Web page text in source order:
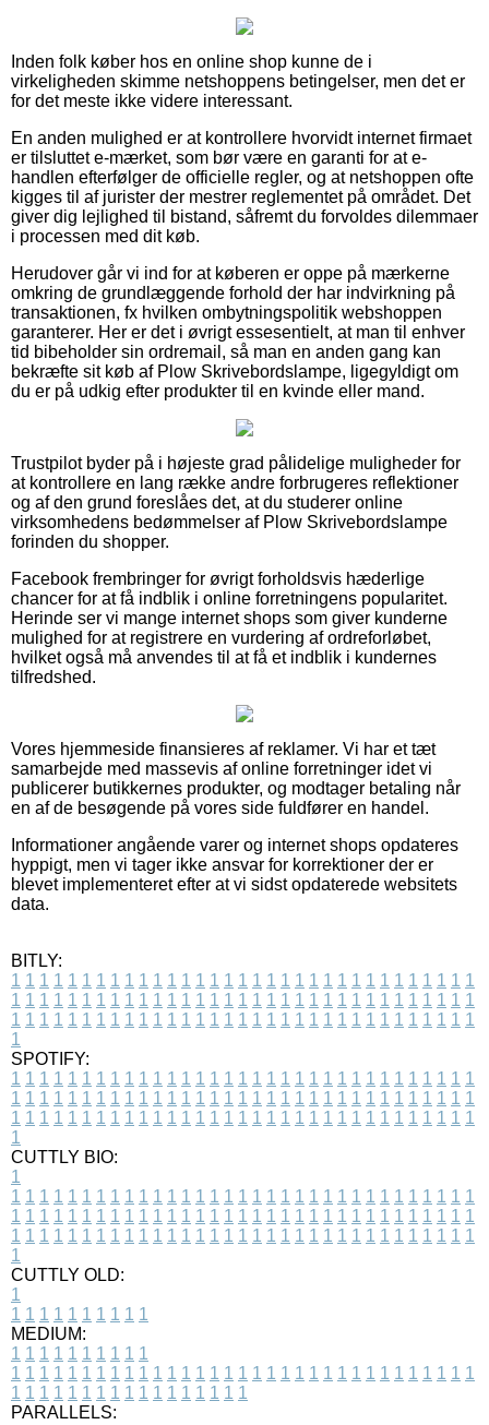
Inden folk køber hos en online shop kunne de i
virkeligheden skimme netshoppens betingelser, men det er
for det meste ikke videre interessant.
En anden mulighed er at kontrollere hvorvidt internet firmaet
er tilsluttet e-mærket, som bør være en garanti for at e-
handlen efterfølger de officielle regler, og at netshoppen ofte
kigges til af jurister der mestrer reglementet på området. Det
giver dig lejlighed til bistand, såfremt du forvoldes dilemmaer
i processen med dit køb.
Herudover går vi ind for at køberen er oppe på mærkerne
omkring de grundlæggende forhold der har indvirkning på
transaktionen, fx hvilken ombytningspolitik webshoppen
garanterer. Her er det i øvrigt essesentielt, at man til enhver
tid bibeholder sin ordremail, så man en anden gang kan
bekræfte sit køb af Plow Skrivebordslampe, ligegyldigt om
du er på udkig efter produkter til en kvinde eller mand.
Trustpilot byder på i højeste grad pålidelige muligheder for
at kontrollere en lang række andre forbrugeres reflektioner
og af den grund foreslåes det, at du studerer online
virksomhedens bedømmelser af Plow Skrivebordslampe
forinden du shopper.
Facebook frembringer for øvrigt forholdsvis hæderlige
chancer for at få indblik i online forretningens popularitet.
Herinde ser vi mange internet shops som giver kunderne
mulighed for at registrere en vurdering af ordreforløbet,
hvilket også må anvendes til at få et indblik i kundernes
tilfredshed.
Vores hjemmeside finansieres af reklamer. Vi har et tæt
samarbejde med massevis af online forretninger idet vi
publicerer butikkernes produkter, og modtager betaling når
en af de besøgende på vores side fuldfører en handel.
Informationer angående varer og internet shops opdateres
hyppigt, men vi tager ikke ansvar for korrektioner der er
blevet implementeret efter at vi sidst opdaterede websitets
data.
BITLY:
1 1 1 1 1 1 1 1 1 1 1 1 1 1 1 1 1 1 1 1 1 1 1 1 1 1 1 1 1 1 1 1 1
1 1 1 1 1 1 1 1 1 1 1 1 1 1 1 1 1 1 1 1 1 1 1 1 1 1 1 1 1 1 1 1 1
1 1 1 1 1 1 1 1 1 1 1 1 1 1 1 1 1 1 1 1 1 1 1 1 1 1 1 1 1 1 1 1 1
1
SPOTIFY:
1 1 1 1 1 1 1 1 1 1 1 1 1 1 1 1 1 1 1 1 1 1 1 1 1 1 1 1 1 1 1 1 1
1 1 1 1 1 1 1 1 1 1 1 1 1 1 1 1 1 1 1 1 1 1 1 1 1 1 1 1 1 1 1 1 1
1 1 1 1 1 1 1 1 1 1 1 1 1 1 1 1 1 1 1 1 1 1 1 1 1 1 1 1 1 1 1 1 1
1
CUTTLY BIO:
1
1 1 1 1 1 1 1 1 1 1 1 1 1 1 1 1 1 1 1 1 1 1 1 1 1 1 1 1 1 1 1 1 1
1 1 1 1 1 1 1 1 1 1 1 1 1 1 1 1 1 1 1 1 1 1 1 1 1 1 1 1 1 1 1 1 1
1 1 1 1 1 1 1 1 1 1 1 1 1 1 1 1 1 1 1 1 1 1 1 1 1 1 1 1 1 1 1 1 1
1
CUTTLY OLD:
1
1 1 1 1 1 1 1 1 1 1
MEDIUM:
1 1 1 1 1 1 1 1 1 1
1 1 1 1 1 1 1 1 1 1 1 1 1 1 1 1 1 1 1 1 1 1 1 1 1 1 1 1 1 1 1 1 1
1 1 1 1 1 1 1 1 1 1 1 1 1 1 1 1 1
PARALLELS: